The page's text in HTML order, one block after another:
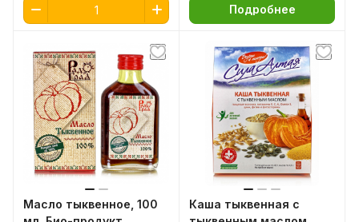
Подробнее
Масло тыквенное, 100
Каша тыквенная с